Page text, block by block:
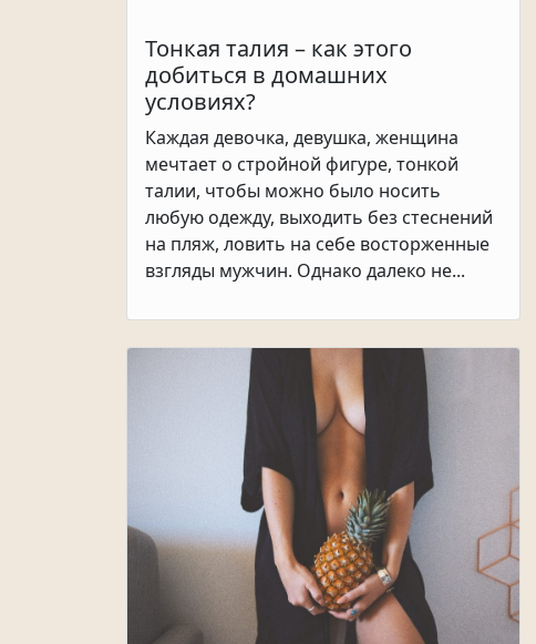
Тонкая талия – как этого
добиться в домашних
условиях?
Каждая девочка, девушка, женщина
мечтает о стройной фигуре, тонкой
талии, чтобы можно было носить
любую одежду, выходить без стеснений
на пляж, ловить на себе восторженные
взгляды мужчин. Однако далеко не...